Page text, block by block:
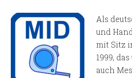
Als
und
mit Sitz
1999,
auch